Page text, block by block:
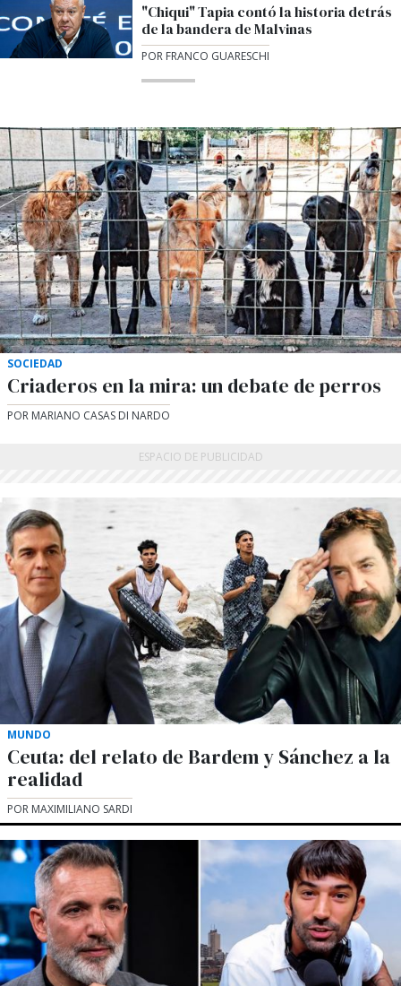
"Chiqui" Tapia contó la historia detrás
de la bandera de Malvinas
POR FRANCO GUARESCHI
SOCIEDAD
Criaderos en la mira: un debate de perros
POR MARIANO CASAS DI NARDO
MUNDO
Ceuta: del relato de Bardem y Sánchez a la
realidad
POR MAXIMILIANO SARDI